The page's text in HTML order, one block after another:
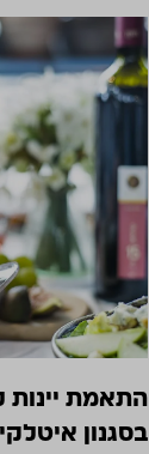
התאמת יינות
בסגנון איטלקי